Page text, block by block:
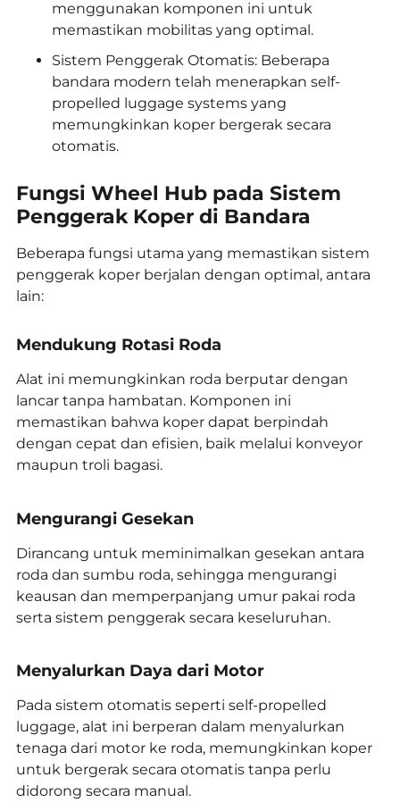
menggunakan komponen ini untuk
memastikan mobilitas yang optimal.
Sistem Penggerak Otomatis: Beberapa
bandara modern telah menerapkan self-
propelled luggage systems yang
memungkinkan koper bergerak secara
otomatis.
Fungsi Wheel Hub pada Sistem
Penggerak Koper di Bandara
Beberapa fungsi utama yang memastikan sistem
penggerak koper berjalan dengan optimal, antara
lain:
Mendukung Rotasi Roda
Alat ini memungkinkan roda berputar dengan
lancar tanpa hambatan. Komponen ini
memastikan bahwa koper dapat berpindah
dengan cepat dan efisien, baik melalui konveyor
maupun troli bagasi.
Mengurangi Gesekan
Dirancang untuk meminimalkan gesekan antara
roda dan sumbu roda, sehingga mengurangi
keausan dan memperpanjang umur pakai roda
serta sistem penggerak secara keseluruhan.
Menyalurkan Daya dari Motor
Pada sistem otomatis seperti self-propelled
luggage, alat ini berperan dalam menyalurkan
tenaga dari motor ke roda, memungkinkan koper
untuk bergerak secara otomatis tanpa perlu
didorong secara manual.